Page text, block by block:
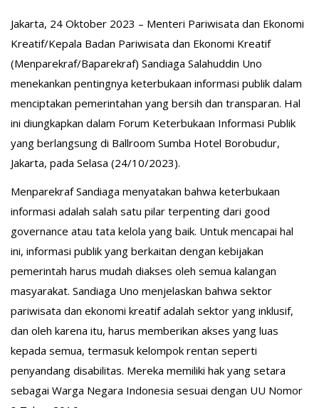
Jakarta, 24 Oktober 2023 – Menteri Pariwisata dan Ekonomi
Kreatif/Kepala Badan Pariwisata dan Ekonomi Kreatif
(Menparekraf/Baparekraf) Sandiaga Salahuddin Uno
menekankan pentingnya keterbukaan informasi publik dalam
menciptakan pemerintahan yang bersih dan transparan. Hal
ini diungkapkan dalam Forum Keterbukaan Informasi Publik
yang berlangsung di Ballroom Sumba Hotel Borobudur,
Jakarta, pada Selasa (24/10/2023).
Menparekraf Sandiaga menyatakan bahwa keterbukaan
informasi adalah salah satu pilar terpenting dari good
governance atau tata kelola yang baik. Untuk mencapai hal
ini, informasi publik yang berkaitan dengan kebijakan
pemerintah harus mudah diakses oleh semua kalangan
masyarakat. Sandiaga Uno menjelaskan bahwa sektor
pariwisata dan ekonomi kreatif adalah sektor yang inklusif,
dan oleh karena itu, harus memberikan akses yang luas
kepada semua, termasuk kelompok rentan seperti
penyandang disabilitas. Mereka memiliki hak yang setara
sebagai Warga Negara Indonesia sesuai dengan UU Nomor